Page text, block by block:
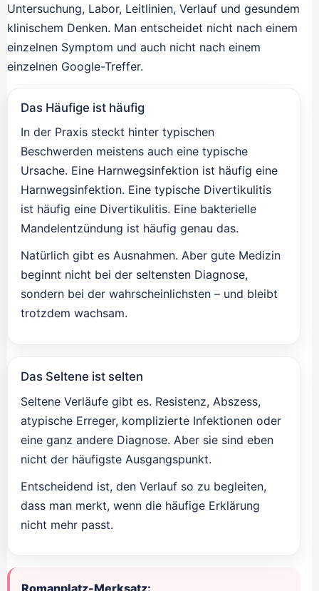
Untersuchung, Labor, Leitlinien, Verlauf und gesundem
klinischem Denken. Man entscheidet nicht nach einem
einzelnen Symptom und auch nicht nach einem
einzelnen Google-Treffer.
Das Häufige ist häufig
In der Praxis steckt hinter typischen
Beschwerden meistens auch eine typische
Ursache. Eine Harnwegsinfektion ist häufig eine
Harnwegsinfektion. Eine typische Divertikulitis
ist häufig eine Divertikulitis. Eine bakterielle
Mandelentzündung ist häufig genau das.
Natürlich gibt es Ausnahmen. Aber gute Medizin
beginnt nicht bei der seltensten Diagnose,
sondern bei der wahrscheinlichsten – und bleibt
trotzdem wachsam.
Das Seltene ist selten
Seltene Verläufe gibt es. Resistenz, Abszess,
atypische Erreger, komplizierte Infektionen oder
eine ganz andere Diagnose. Aber sie sind eben
nicht der häufigste Ausgangspunkt.
Entscheidend ist, den Verlauf so zu begleiten,
dass man merkt, wenn die häufige Erklärung
nicht mehr passt.
Romanplatz-Merksatz: